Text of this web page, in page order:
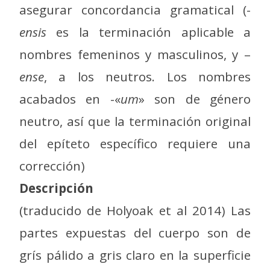
asegurar concordancia gramatical (-
ensis es la terminación aplicable a
nombres femeninos y masculinos, y –
ense, a los neutros. Los nombres
acabados en -«um» son de género
neutro, así que la terminación original
del epíteto específico requiere una
corrección)
Descripción
(traducido de Holyoak et al 2014) Las
partes expuestas del cuerpo son de
grís pálido a gris claro en la superficie